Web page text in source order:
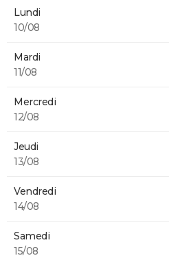
Lundi
10/08
Mardi
11/08
Mercredi
12/08
Jeudi
13/08
Vendredi
14/08
Samedi
15/08